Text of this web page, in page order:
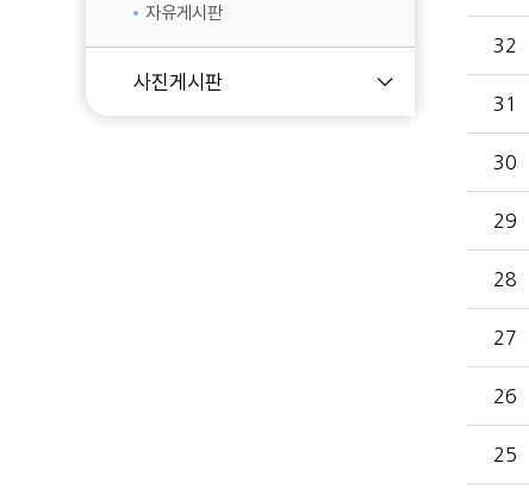
자유게시판
사진게시판
32
31
30
29
28
27
26
25